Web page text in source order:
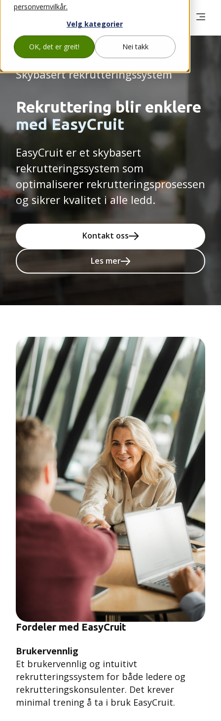
personvernvilkår.
Velg kategorier
OK, det er greit! Nei takk
Skybasert rekrutteringssystem
Rekruttering blir enklere
med EasyCruit
EasyCruit er et skybasert
rekrutteringssystem som
optimaliserer rekrutteringsprosessen
og sikrer kvalitet i alle ledd.
Kontakt oss
Les mer
Fordeler med EasyCruit
Brukervennlig
Et brukervennlig og intuitivt
rekrutteringssystem for både ledere og
rekrutteringskonsulenter. Det krever
minimal trening å ta i bruk EasyCruit.